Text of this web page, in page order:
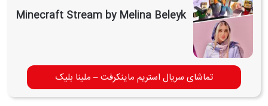
Minecraft Stream by Melina Beleyk
تماشای سریال استریم ماینکرفت – ملینا بلیک